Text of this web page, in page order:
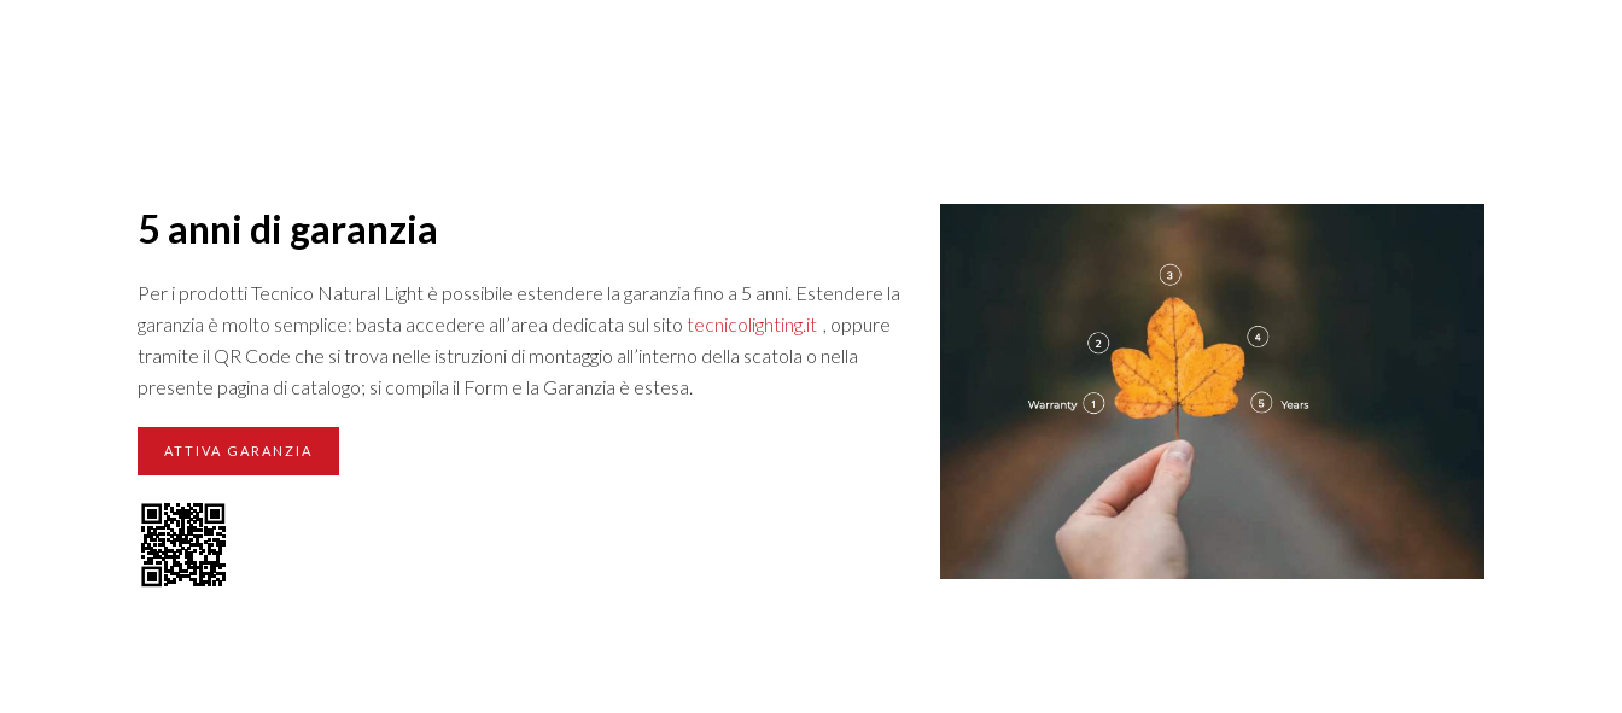
5 anni di garanzia
Per i prodotti Tecnico Natural Light è possibile estendere la garanzia fino a 5 anni. Estendere la
garanzia è molto semplice: basta accedere all’area dedicata sul sito tecnicolighting.it
, oppure
tramite il QR Code che si trova nelle istruzioni di montaggio all’interno della scatola o nella
presente pagina di catalogo; si compila il Form e la Garanzia è estesa.
ATTIVA GARANZIA